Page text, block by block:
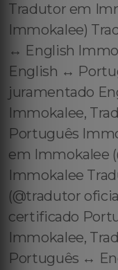
Tradutor em
Immokalee)
↔️ English
English ↔️
juramentado
Immokalee,
Português
em Immokalee
Immokalee
(@tradutor
certificado
Immokalee,
Português ↔️